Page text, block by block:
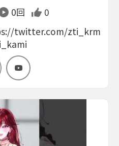
0回
0
twitter.com/zti_krm